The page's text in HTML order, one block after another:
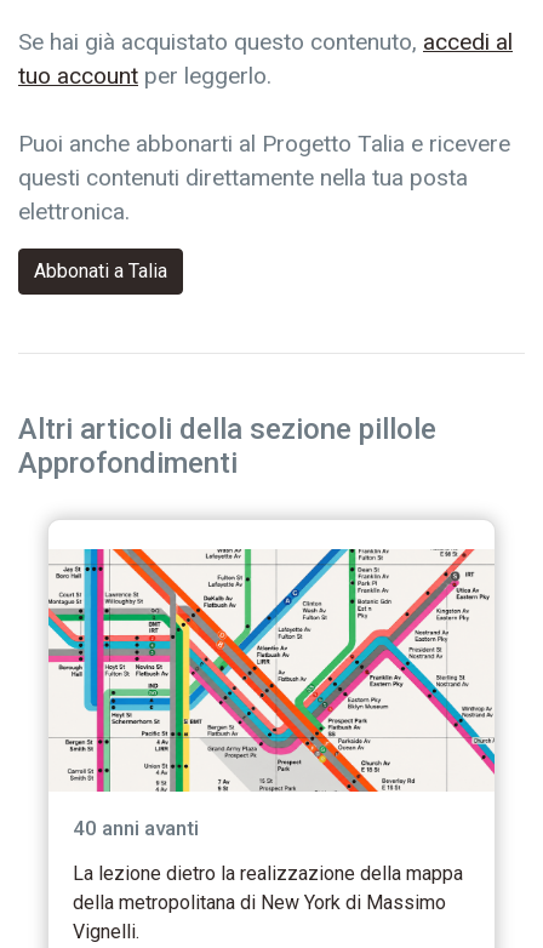
Se hai già acquistato questo contenuto, accedi al
tuo account per leggerlo.
Puoi anche abbonarti al Progetto Talia e ricevere
questi contenuti direttamente nella tua posta
elettronica.
Abbonati a Talia
Altri articoli della sezione pillole
Approfondimenti
40 anni avanti
La lezione dietro la realizzazione della mappa
della metropolitana di New York di Massimo
Vignelli.